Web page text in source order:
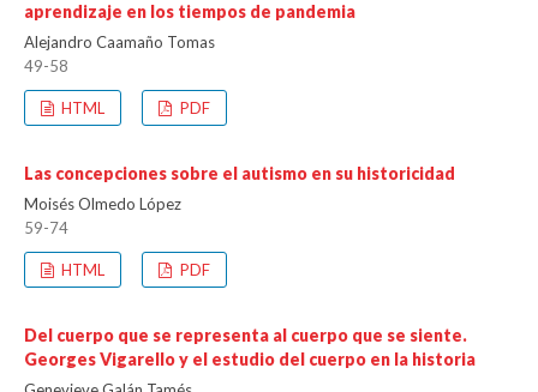
aprendizaje en los tiempos de pandemia
Alejandro Caamaño Tomas
49-58
HTML PDF
Las concepciones sobre el autismo en su historicidad
Moisés Olmedo López
59-74
HTML PDF
Del cuerpo que se representa al cuerpo que se siente.
Georges Vigarello y el estudio del cuerpo en la historia